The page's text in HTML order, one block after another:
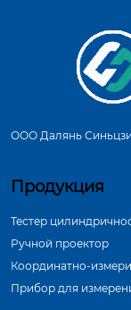
ООО Далянь
Продукция
Тестер
Ручной проектор
Координатно-
Прибор для